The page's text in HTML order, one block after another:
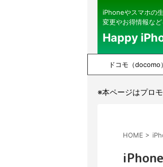
iPhoneやスマホの
変更やお得情報な
Happy
ドコモ（docomo）
※本ページはプロ
HOME >